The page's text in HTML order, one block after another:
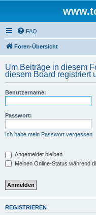
FAQ
Foren-Übersicht
Um Beiträge in diesem
diesem Board registriert
Benutzername:
Passwort:
Ich habe mein Passwort vergessen
Angemeldet bleiben
Meinen Online-Status während
REGISTRIEREN